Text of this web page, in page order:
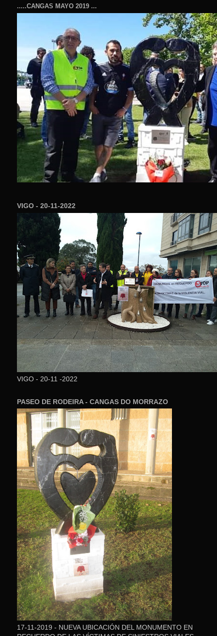
.....CANGAS MAYO 2019 ...
VIGO - 20-11-2022
VIGO - 20-11 -2022
PASEO DE RODEIRA - CANGAS DO MORRAZO
17-11-2019 - NUEVA UBICACIÓN DEL MONUMENTO EN